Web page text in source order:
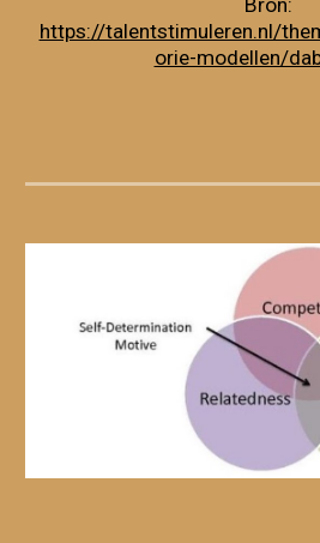
https://talentstimuleren.nl/
orie-modellen/